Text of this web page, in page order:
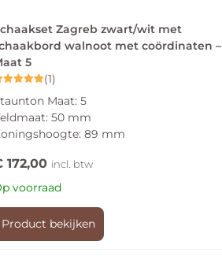
Zagreb zwart/wit met
walnoot met coördinaten –
5
5
(1)
Maat: 5
50 mm
89 mm
172,00 incl. btw
voorraad
Product bekijken